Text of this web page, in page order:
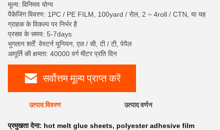
मूल्य: विनिमय योग्य
पैकेजिंग विवरण: 1PC / PE FILM, 100yard / रोल, 2 ~ 4roll / CTN, या यह
ग्राहक के विकल्प पर निर्भर है
प्रसव के समय: 5-7days
भुगतान शर्तें: वेस्टर्न यूनियन, एल / सी, टी / टी, पेपैल
आपूर्ति की क्षमता: 40000 वर्ग मीटर प्रति दिन
सर्वोत्तम मूल्य प्राप्त करें
उत्पाद विवरण उत्पाद वर्णन
प्रमुखता देना: hot melt glue sheets, polyester adhesive film